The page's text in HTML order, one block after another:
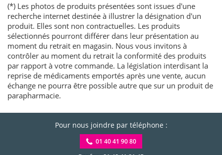
(*) Les photos de produits présentées sont issues d'une
recherche internet destinée à illustrer la désignation d'un
produit. Elles sont non contractuelles. Les produits
sélectionnés pourront différer dans leur présentation au
moment du retrait en magasin. Nous vous invitons à
contrôler au moment du retrait la conformité des produits
par rapport à votre commande. La législation interdisant la
reprise de médicaments emportés après une vente, aucun
échange ne pourra être possible autre que sur un produit de
parapharmacie.
Pour nous joindre par téléphone :
01 40 41 90 80